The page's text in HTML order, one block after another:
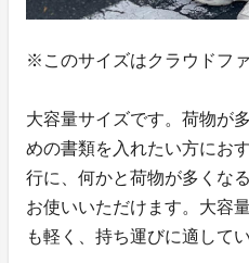
※このサイズはクラウドフ
大容量サイズです。荷物が
めの書類を入れたい方にお
行に、何かと荷物が多くな
お使いいただけます。大容
も軽く、持ち運びに適してい